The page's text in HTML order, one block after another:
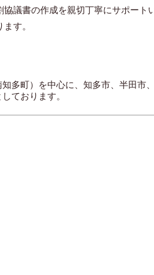
議書の作成を親切丁寧にサポート
す。
多町）を中心に、知多市、半田市
ております。